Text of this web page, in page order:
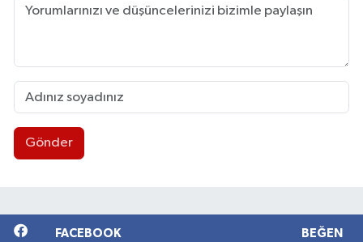
Gönder
FACEBOOK BEĞEN